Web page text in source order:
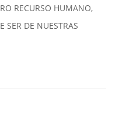
RECURSO HUMANO,
SER DE NUESTRAS